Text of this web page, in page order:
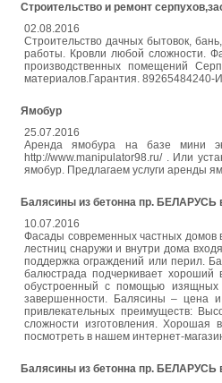
Строительство и ремонт
02.08.2016
Строительство дачных бытовок,
работы. Кровли любой сложности.
производственных помещений
материалов.Гарантия. 89265484240-
Ямобур
25.07.2016
Аренда ямобура на базе мини
http://www.manipulator98.ru/ . Или
ямобур. Предлагаем услуги аренды
Балясины из бетонна пр. БЕЛАРУСЬ
10.07.2016
Фасады современных частных домов
лестниц снаружи и внутри дома
поддержка ограждений или перил.
балюстрада подчеркивает хороший
обустроенный с помощью изящных
завершенности. Балясины – цена
привлекательных преимуществ:
сложности изготовления. Хорошая
посмотреть в нашем интернет-
Балясины из бетонна пр. БЕЛАРУСЬ